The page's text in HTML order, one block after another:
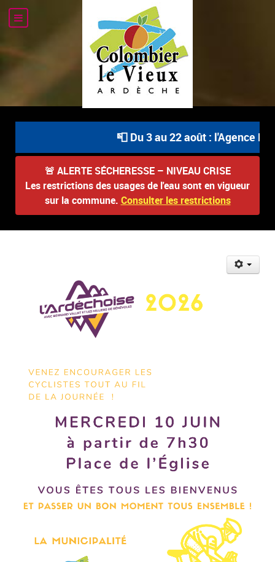
📮 Du 3 au 22 août : l'Agence
🚨 ALERTE SÉCHERESSE – NIVEAU CRISE
Les restrictions des usages de l'eau sont en vigueur
sur la commune. Consulter les restrictions